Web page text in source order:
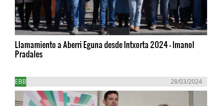
Llamamiento a Aberri Eguna desde Intxorta 2024 - Imanol
Pradales
EBB 28/03/2024